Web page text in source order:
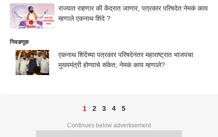
राज्यात राहणार की केंद्रात जाणार, पत्रकार परिषदेत नेमकं काय
म्हणाले एकनाथ शिंदे ?
निवडणूक
एकनाथ शिंदेंच्या पत्रकार परिषदेनंतर महाराष्ट्रात भाजपचा
मुख्यमंत्री होण्याचे संकेत; नेमकं काय म्हणाले?
1 2 3 4 5
Continues below advertisement